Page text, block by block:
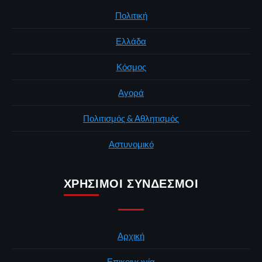
Πολιτική
Ελλάδα
Κόσμος
Αγορά
Πολιτισμός & Αθλητισμός
Αστυνομικό
ΧΡΉΣΙΜΟΙ ΣΎΝΔΕΣΜΟΙ
Αρχική